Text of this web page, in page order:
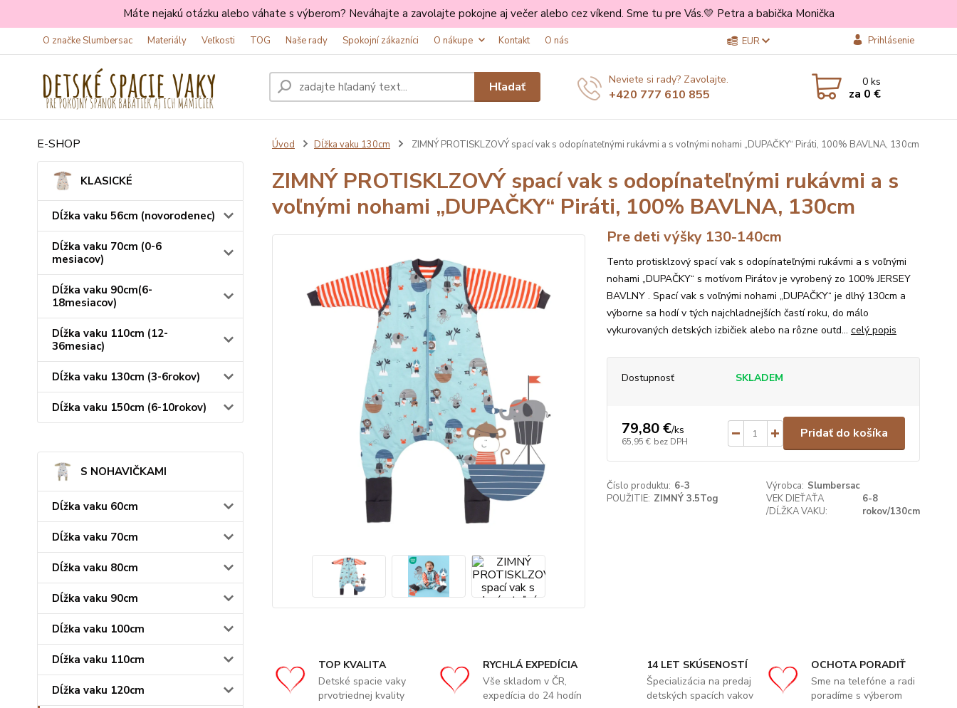
Máte nejakú otázku alebo váhate s výberom? Neváhajte a zavolajte pokojne aj večer alebo cez víkend. Sme tu pre Vás.💛 Petra a babička Monička
O značke Slumbersac Materiály Veľkosti TOG Naše rady Spokojní zákazníci O nákupe Kontakt O nás EUR Prihlásenie
Hľadať Neviete si rady? Zavolajte.
+420 777 610 855
0ks
za 0 €
E-SHOP
KLASICKÉ
Dĺžka vaku 56cm (novorodenec)
Dĺžka vaku 70cm (0-6
mesiacov)
Dĺžka vaku 90cm(6-
18mesiacov)
Dĺžka vaku 110cm (12-
36mesiac)
Dĺžka vaku 130cm (3-6rokov)
Dĺžka vaku 150cm (6-10rokov)
S NOHAVIČKAMI
Dĺžka vaku 60cm
Dĺžka vaku 70cm
Dĺžka vaku 80cm
Dĺžka vaku 90cm
Dĺžka vaku 100cm
Dĺžka vaku 110cm
Dĺžka vaku 120cm
Úvod Dĺžka vaku 130cm ZIMNÝ PROTISKLZOVÝ spací vak s odopínateľnými rukávmi a s voľnými nohami „DUPAČKY“ Piráti, 100% BAVLNA, 130cm
ZIMNÝ PROTISKLZOVÝ spací vak s odopínateľnými rukávmi a s
voľnými nohami „DUPAČKY“ Piráti, 100% BAVLNA, 130cm
Pre deti výšky 130-140cm
Tento protisklzový spací vak s odopínateľnými rukávmi a s voľnými
nohami „DUPAČKY“ s motívom Pirátov je vyrobený zo 100% JERSEY
BAVLNY . Spací vak s voľnými nohami „DUPAČKY“ je dlhý 130cm a
výborne sa hodí v tých najchladnejších častí roku, do málo
vykurovaných detských izbičiek alebo na rôzne outd... celý popis
Dostupnosť SKLADEM
79,80 €/ks
65,95 € bez DPH
Pridať do košíka
Číslo produktu: 6-3 Výrobca: Slumbersac
POUŽITIE: ZIMNÝ 3.5Tog
VEK DIEŤAŤA
/DĹŽKA VAKU:
6-8
rokov/130cm
TOP KVALITA
Detské spacie vaky
prvotriednej kvality
RYCHLÁ EXPEDÍCIA
Vše skladom v ČR,
expedícia do 24 hodín
14 LET SKÚSENOSTÍ
Špecializácia na predaj
detských spacích vakov
OCHOTA PORADIŤ
Sme na telefóne a radi
poradíme s výberom
Radi Vás tu máme 💛
Za registráciu na vás čaká 5 % zľava na každý Váš nákup.
Odoslať
Súhlasím sospracovaním osobných údajovpre účely registrácie.
Prajem si odoberať novinky e-mailom podľa podmienok spracovania osobných údajov